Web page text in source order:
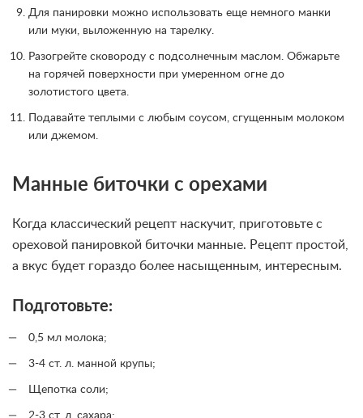
Для панировки можно использовать еще немного манки
или муки, выложенную на тарелку.
Разогрейте сковороду с подсолнечным маслом. Обжарьте
на горячей поверхности при умеренном огне до
золотистого цвета.
Подавайте теплыми с любым соусом, сгущенным молоком
или джемом.
Манные биточки с орехами
Когда классический рецепт наскучит, приготовьте с
ореховой панировкой биточки манные. Рецепт простой,
а вкус будет гораздо более насыщенным, интересным.
Подготовьте:
0,5 мл молока;
3-4 ст. л. манной крупы;
Щепотка соли;
2-3 ст. л. сахара;